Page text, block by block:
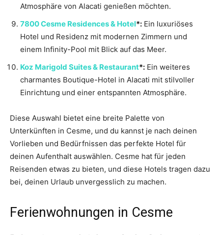
Atmosphäre von Alacati genießen möchten.
7800 Cesme Residences & Hotel*: Ein luxuriöses
Hotel und Residenz mit modernen Zimmern und
einem Infinity-Pool mit Blick auf das Meer.
Koz Marigold Suites & Restaurant*: Ein weiteres
charmantes Boutique-Hotel in Alacati mit stilvoller
Einrichtung und einer entspannten Atmosphäre.
Diese Auswahl bietet eine breite Palette von
Unterkünften in Cesme, und du kannst je nach deinen
Vorlieben und Bedürfnissen das perfekte Hotel für
deinen Aufenthalt auswählen. Cesme hat für jeden
Reisenden etwas zu bieten, und diese Hotels tragen dazu
bei, deinen Urlaub unvergesslich zu machen.
Ferienwohnungen in Cesme